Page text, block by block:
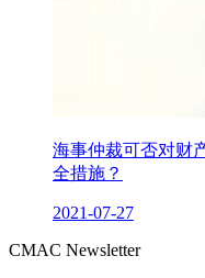
海事仲裁可否对财
全措施？
2021-07-27
CMAC Newsletter